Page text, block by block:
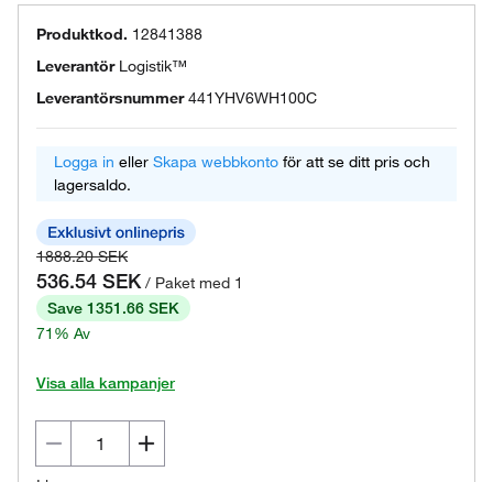
Produktkod. 12841388
Leverantör Logistik™
Leverantörsnummer 441YHV6WH100C
Logga in eller Skapa webbkonto för att se ditt pris och
lagersaldo.
1888.20 SEK
536.54 SEK / Paket med 1
Save 1351.66 SEK
71% Av
Visa alla kampanjer